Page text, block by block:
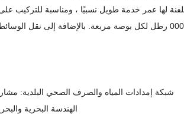
شبكة إمدادات المياه والصرف الصحي البلدية:
الهندسة البحرية